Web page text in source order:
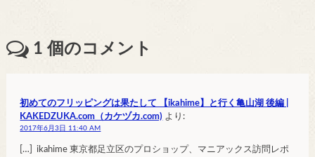
1 個のコメント
初めてのフリッピングは果たして 【ikahime】と行く亀山湖 後編 |
KAKEDZUKA.com（カケヅカ.com) より:
2017年6月3日 11:40 AM
[…] ikahime 東京都足立区のプロショップ、マニアックス訪問レポ